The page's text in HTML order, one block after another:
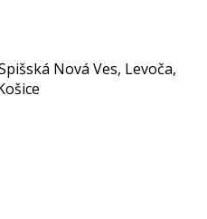
Nová Ves, Levoča,